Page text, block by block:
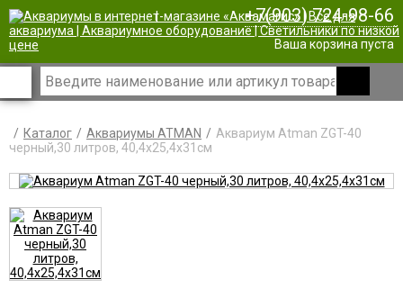
| +7(903) 724-98-66
Ваша корзина пуста
Каталог Аквариумы ATMAN
Аквариум Atman ZGT-40
черный,30 литров, 40,4х25,4х31см